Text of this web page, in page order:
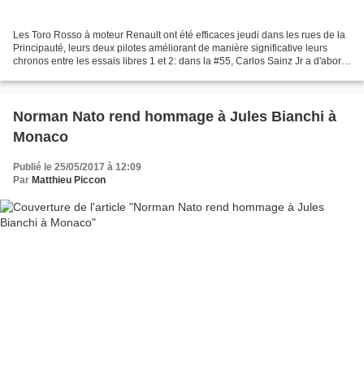
Les Toro Rosso à moteur Renault ont été efficaces jeudi dans les rues de la
Principauté, leurs deux pilotes améliorant de manière significative leurs
chronos entre les essais libres 1 et 2: dans la #55, Carlos Sainz Jr a d'abord
Norman Nato rend hommage à Jules Bianchi à
Monaco
Publié le 25/05/2017 à 12:09
Par Matthieu Piccon